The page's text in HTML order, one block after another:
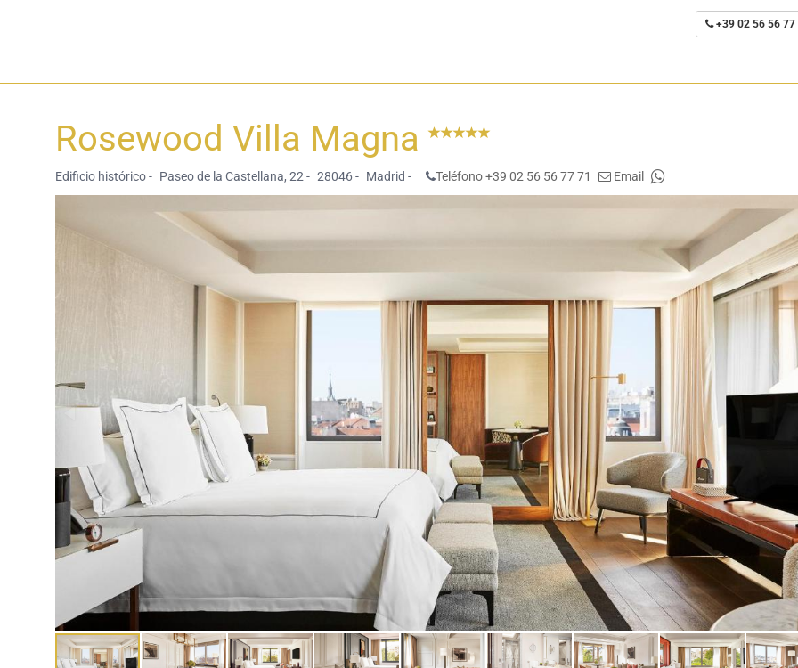
+39 02 56 56 77
Rosewood Villa Magna
Edificio histórico - Paseo de la Castellana, 22 - 28046 - Madrid - Teléfono +39 02 56 56 77 71 Email